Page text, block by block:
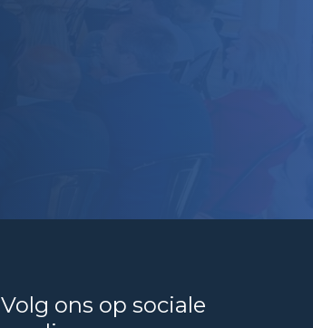
Volg ons op sociale